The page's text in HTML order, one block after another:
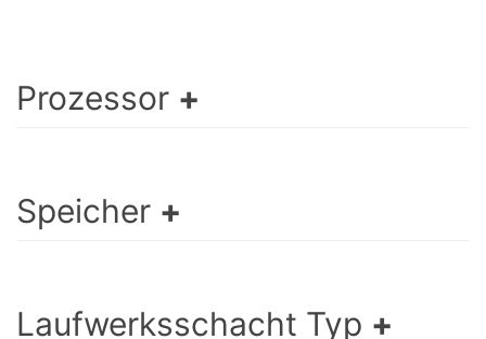
Prozessor
Speicher
Laufwerksschacht Typ